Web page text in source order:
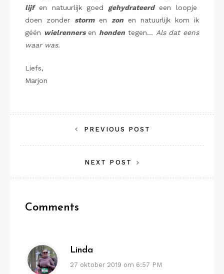
lijfen natuurlijk goed gehydrateerdeen loopje
doen zonder stormen zon en natuurlijk kom ik
géén wielrennersen honden tegen… Als dat eens
waar was.
Liefs,
Marjon
navigatie
PREVIOUS POST
NEXT POST
Comments
Linda
27 oktober 2019 om 6:57 PM